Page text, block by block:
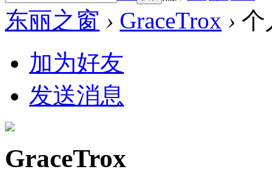
东丽之窗 › GraceTrox › 个
加为好友
发送消息
GraceTrox